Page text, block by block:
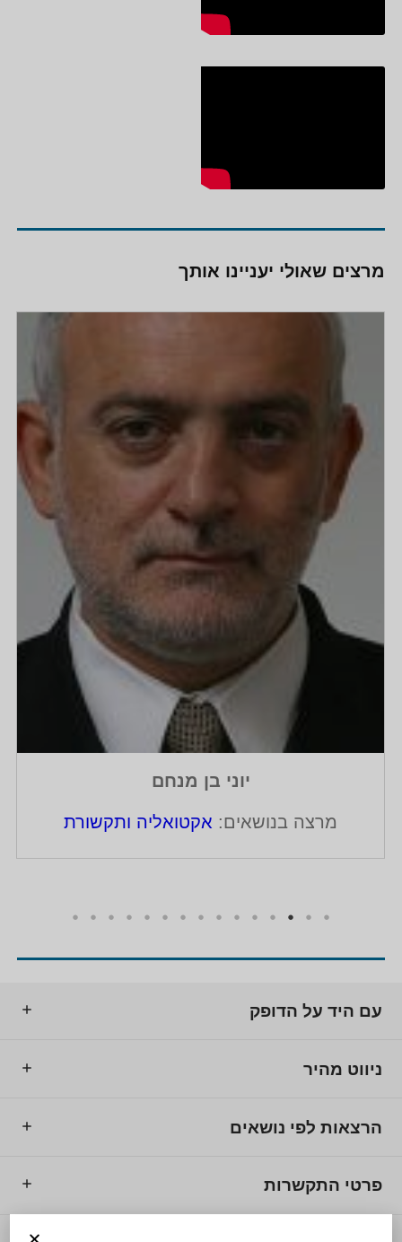
מרצים שאולי יעניינו אותך
מרצה בנושאים: ותקשורת
עם היד על הדופק
ניווט מהיר
הרצאות לפי נושאים
פרטי התקשרות